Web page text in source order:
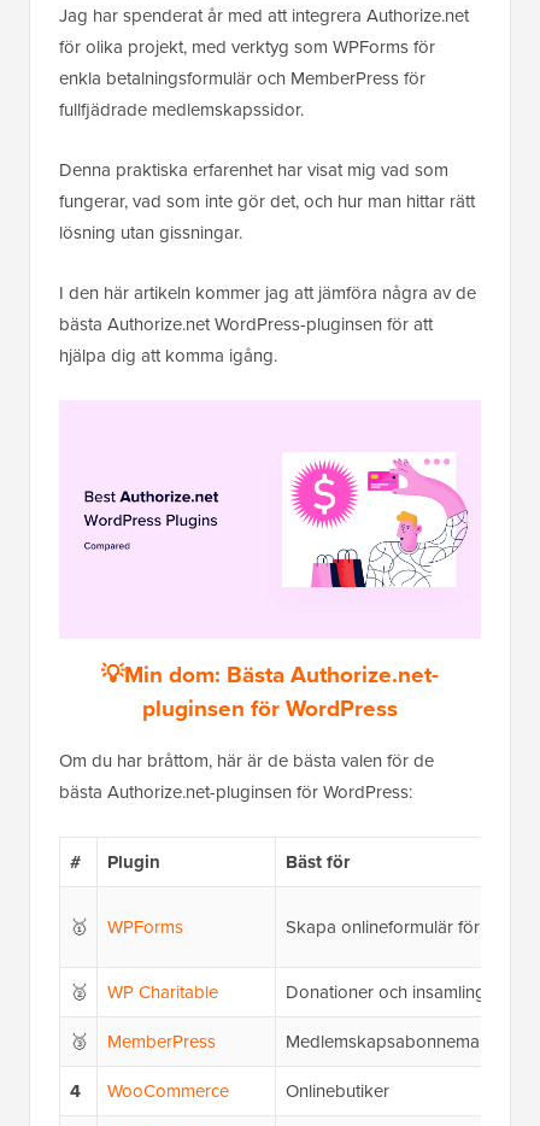
Jag har spenderat år med att integrera Authorize.net
för olika projekt, med verktyg som WPForms för
enkla betalningsformulär och MemberPress för
fullfjädrade medlemskapssidor.
Denna praktiska erfarenhet har visat mig vad som
fungerar, vad som inte gör det, och hur man hittar rätt
lösning utan gissningar.
I den här artikeln kommer jag att jämföra några av de
bästa Authorize.net WordPress-pluginsen för att
hjälpa dig att komma igång.
💡Min dom: Bästa Authorize.net-
pluginsen för WordPress
Om du har bråttom, här är de bästa valen för de
bästa Authorize.net-pluginsen för WordPress:
# Plugin Bäst för
🥇 WPForms Skapa onlineformulär för
🥈 WP Charitable
Donationer och insamlingar
🥉
MemberPress
Medlemskapsabonnemang
4
WooCommerce Onlinebutiker